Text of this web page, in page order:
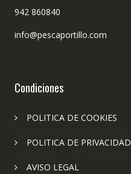
942 860840
info@pescaportillo.com
Condiciones
POLITICA DE COOKIES
POLITICA DE PRIVACIDAD
AVISO LEGAL